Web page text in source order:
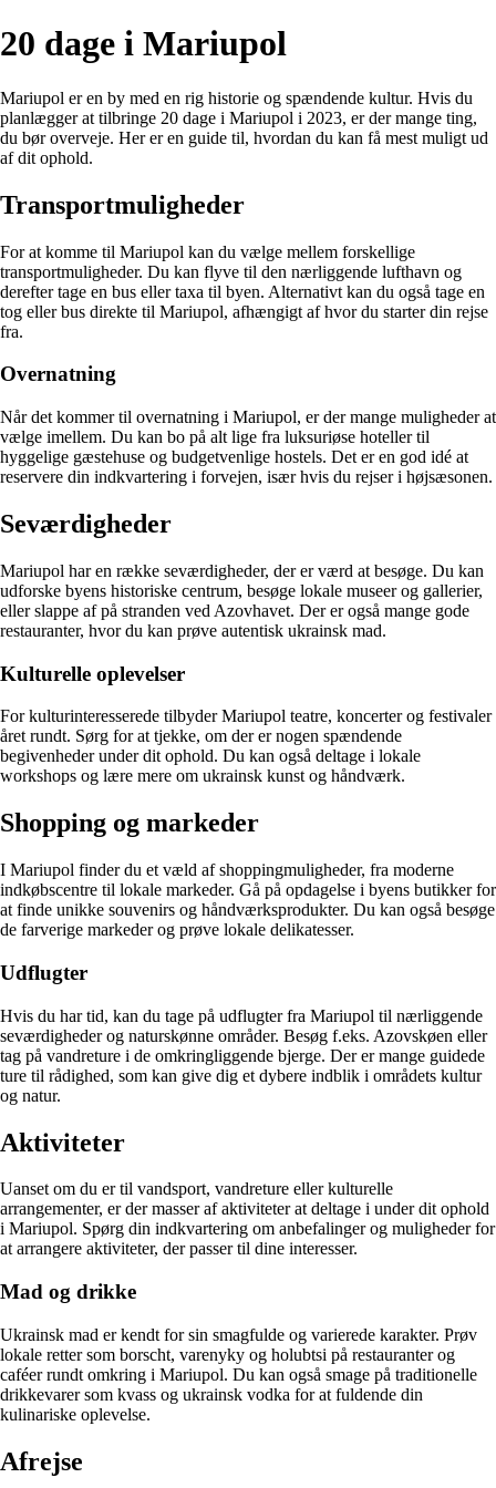
20 dage i Mariupol
Mariupol er en by med en rig historie og spændende kultur. Hvis du
planlægger at tilbringe 20 dage i Mariupol i 2023, er der mange ting,
du bør overveje. Her er en guide til, hvordan du kan få mest muligt ud
af dit ophold.
Transportmuligheder
For at komme til Mariupol kan du vælge mellem forskellige
transportmuligheder. Du kan flyve til den nærliggende lufthavn og
derefter tage en bus eller taxa til byen. Alternativt kan du også tage en
tog eller bus direkte til Mariupol, afhængigt af hvor du starter din rejse
fra.
Overnatning
Når det kommer til overnatning i Mariupol, er der mange muligheder at
vælge imellem. Du kan bo på alt lige fra luksuriøse hoteller til
hyggelige gæstehuse og budgetvenlige hostels. Det er en god idé at
reservere din indkvartering i forvejen, især hvis du rejser i højsæsonen.
Seværdigheder
Mariupol har en række seværdigheder, der er værd at besøge. Du kan
udforske byens historiske centrum, besøge lokale museer og gallerier,
eller slappe af på stranden ved Azovhavet. Der er også mange gode
restauranter, hvor du kan prøve autentisk ukrainsk mad.
Kulturelle oplevelser
For kulturinteresserede tilbyder Mariupol teatre, koncerter og festivaler
året rundt. Sørg for at tjekke, om der er nogen spændende
begivenheder under dit ophold. Du kan også deltage i lokale
workshops og lære mere om ukrainsk kunst og håndværk.
Shopping og markeder
I Mariupol finder du et væld af shoppingmuligheder, fra moderne
indkøbscentre til lokale markeder. Gå på opdagelse i byens butikker for
at finde unikke souvenirs og håndværksprodukter. Du kan også besøge
de farverige markeder og prøve lokale delikatesser.
Udflugter
Hvis du har tid, kan du tage på udflugter fra Mariupol til nærliggende
seværdigheder og naturskønne områder. Besøg f.eks. Azovskøen eller
tag på vandreture i de omkringliggende bjerge. Der er mange guidede
ture til rådighed, som kan give dig et dybere indblik i områdets kultur
og natur.
Aktiviteter
Uanset om du er til vandsport, vandreture eller kulturelle
arrangementer, er der masser af aktiviteter at deltage i under dit ophold
i Mariupol. Spørg din indkvartering om anbefalinger og muligheder for
at arrangere aktiviteter, der passer til dine interesser.
Mad og drikke
Ukrainsk mad er kendt for sin smagfulde og varierede karakter. Prøv
lokale retter som borscht, varenyky og holubtsi på restauranter og
caféer rundt omkring i Mariupol. Du kan også smage på traditionelle
drikkevarer som kvass og ukrainsk vodka for at fuldende din
kulinariske oplevelse.
Afrejse